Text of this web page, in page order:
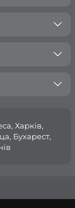
Харків,
Бухарест,